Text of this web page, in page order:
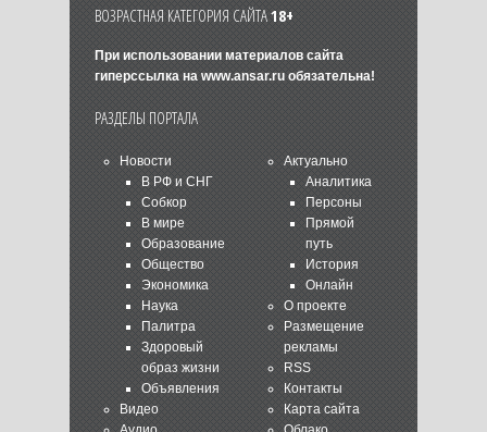
ВОЗРАСТНАЯ КАТЕГОРИЯ САЙТА18+
При использовании материалов сайта
гиперссылка на www.ansar.ruобязательна!
РАЗДЕЛЫ ПОРТАЛА
Новости
В РФ и СНГ
Собкор
В мире
Образование
Общество
Экономика
Наука
Палитра
Здоровый
образ жизни
Объявления
Видео
Актуально
Аналитика
Персоны
Прямой
путь
История
Онлайн
О проекте
Размещение
рекламы
RSS
Контакты
Карта сайта